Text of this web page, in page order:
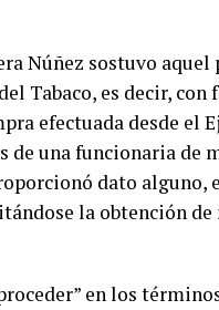
Núñez sostuvo
Tabaco, es decir, con
efectuada desde el
una funcionaria de
dato alguno,
la obtención de
en los